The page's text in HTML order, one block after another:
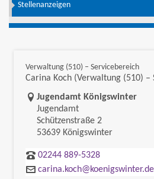
Stellenanzeigen
Verwaltung (510) – Servicebereich
Carina Koch (Verwaltung (510) –
Link zur Google-Maps Navigation
Jugendamt Königswinter
Jugendamt
Schützenstraße 2
53639 Königswinter
02244 889-5328
carina.koch@koenigswinter.de